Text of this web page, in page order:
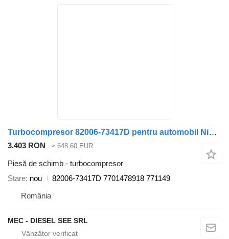
Turbocompresor 82006-73417D pentru automobil Nissan Qashqai 2.0DCI
3.403 RON ≈ 648,60 EUR
Piesă de schimb - turbocompresor
Stare nou
82006-73417D 7701478918 771149
România
MEC - DIESEL SEE SRL